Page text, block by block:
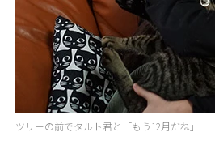
ツリーの前でタルト君と「もう12月だね」